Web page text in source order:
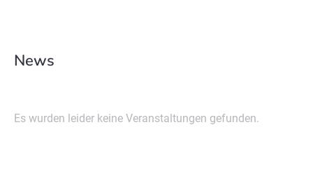
News
Es wurden leider keine Veranstaltungen gefunden.